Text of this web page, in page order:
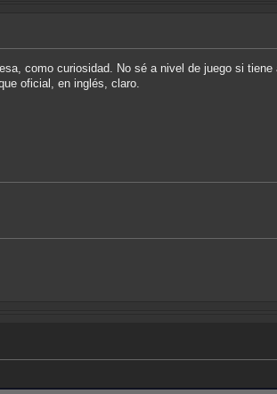
como curiosidad. No sé a nivel de juego si
oficial, en inglés, claro.